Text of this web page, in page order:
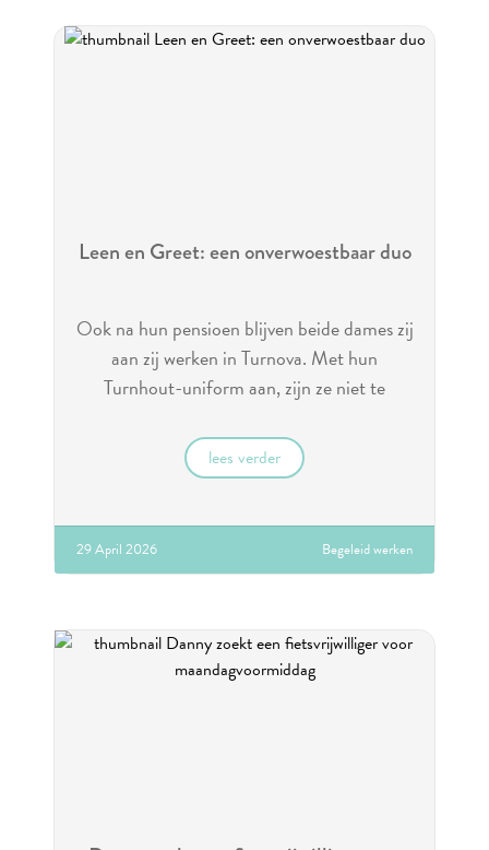
Leen en Greet: een onverwoestbaar duo
Ook na hun pensioen blijven beide dames zij
aan zij werken in Turnova. Met hun
Turnhout-uniform aan, zijn ze niet te
lees verder
29 April 2026 Begeleid werken